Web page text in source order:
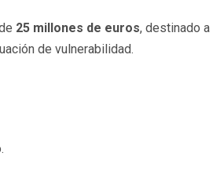
25 millones de euros, destinado a
de vulnerabilidad.